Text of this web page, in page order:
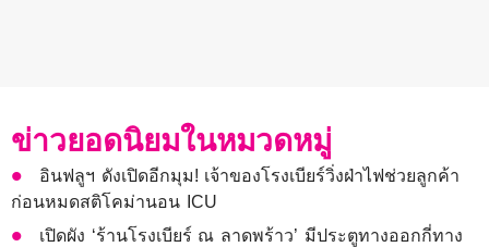
ข่าวยอดนิยมในหมวดหมู่
อินฟลูฯ ดังเปิดอีกมุม! เจ้าของโรงเบียร์วิ่งฝ่าไฟช่วยลูกค้า
ก่อนหมดสติโคม่านอน ICU
เปิดผัง ‘ร้านโรงเบียร์ ณ ลาดพร้าว’ มีประตูทางออกกี่ทาง